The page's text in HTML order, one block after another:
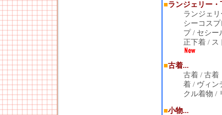
■ランジェリー・
ランジェ
シーコスプ
プ/ セシー
正下着 / ス
■古着...
古着 / 古着
着 / ヴィン
クル着物 /
■小物...